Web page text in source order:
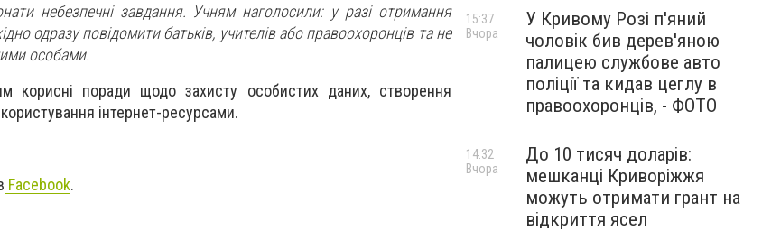
небезпечні завдання. Учням наголосили: у разі отримання
одразу повідомити батьків, учителів або правоохоронців та не
особами.
корисні поради щодо захисту особистих даних, створення
інтернет-ресурсами.
Facebook.
У Кривому Розі п'яний
чоловік бив дерев'яною
палицею службове авто
поліції та кидав цеглу в
правоохоронців, - ФОТО
15:37
Вчора
До 10 тисяч доларів:
мешканці Криворіжжя
можуть отримати грант на
відкриття ясел
14:32
Вчора